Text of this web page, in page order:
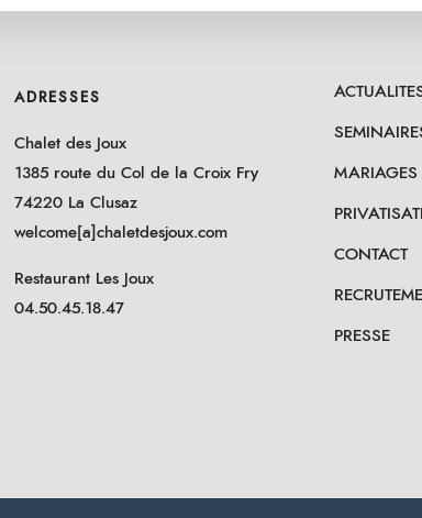
ADRESSES
Chalet des Joux
1385 route du Col de la Croix Fry
74220 La Clusaz
welcome[a]chaletdesjoux.com
Restaurant Les Joux
04.50.45.18.47
MARIAGES
CONTACT
PRESSE